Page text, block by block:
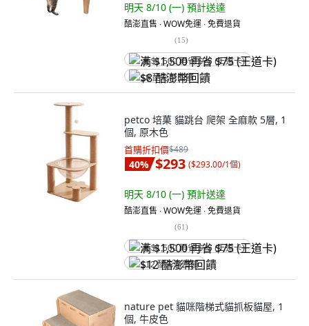
明天 8/10 (一) 預計送達
酷澎直售 ∙ WOW免運 ∙ 免費退貨
(15)
满 $1,500 再省 $75 (王道卡)
$8 酷澎幣回饋
petco 培菓 貓跳台 爬架 全麻款 5層, 1
個, 原木色
首購折扣價$489
40% $293 ($293.00/1個)
明天 8/10 (一) 預計送達
酷澎直售 ∙ WOW免運 ∙ 免費退貨
(61)
满 $1,500 再省 $75 (王道卡)
$12 酷澎幣回饋
nature pet 貓咪階梯式貓抓板貓屋, 1
個, 牛皮色